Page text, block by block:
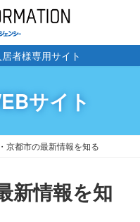
者様専用サイト
サイト
京都市の最新情報を知る
新情報を知